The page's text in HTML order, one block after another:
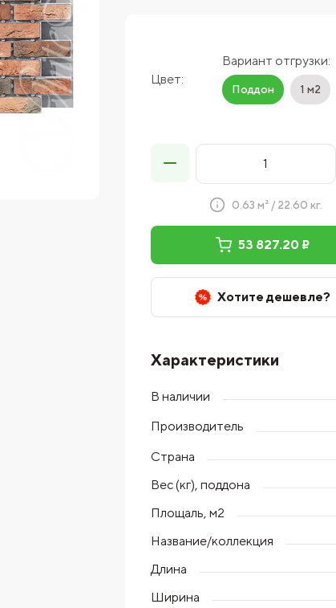
Цвет:
Вариант отгрузки:
Поддон 1 м2
0.63 м² / 22.60 кг.
53 827.20 ₽
Хотите дешевле?
Характеристики
В наличии
Производитель
Страна
Вес (кг), поддона
Площаль, м2
Название/коллекция
Длина
Ширина